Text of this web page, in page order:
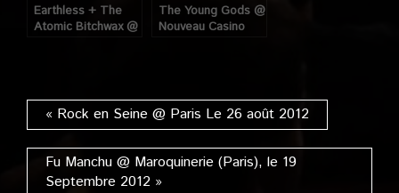
Earthless + The
Atomic Bitchwax @
The Young Gods @
Nouveau Casino
« Rock en Seine @ Paris Le 26 août 2012
Fu Manchu @ Maroquinerie (Paris), le 19
Septembre 2012 »